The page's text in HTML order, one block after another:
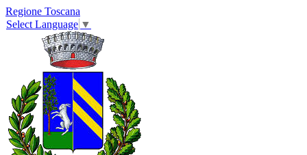
Regione Toscana
Select Language ▼